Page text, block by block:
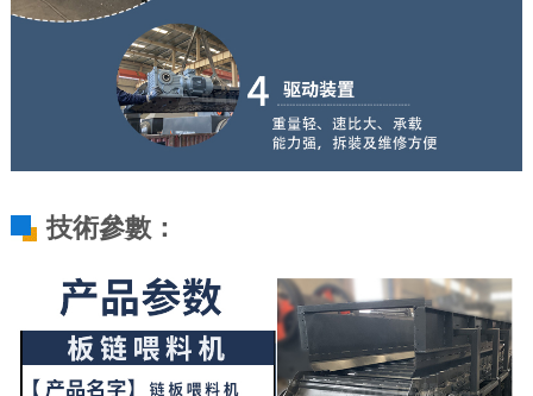
技術參數：